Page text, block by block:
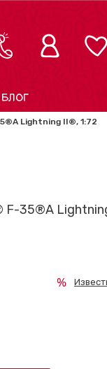
БЛОГ
Lightning II®, 1:72
F-35®A